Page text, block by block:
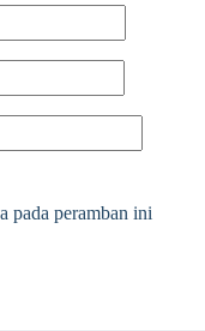
pada peramban ini